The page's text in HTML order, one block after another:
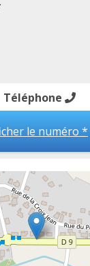
Téléphone
le numéro *